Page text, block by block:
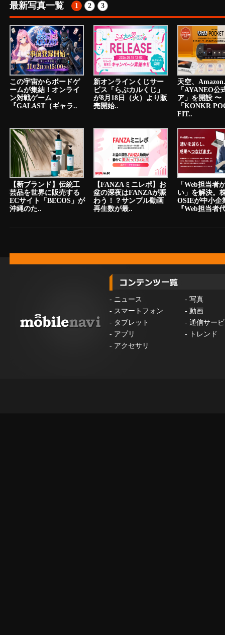
最新写真一覧 1 2 3
この宇宙からボードゲ
ームが集結！オンライ
ン対戦ゲーム
『GALAST（ギャラ..
新オンラインくじサー
ビス「らぶカルくじ」
が8月18日（火）より販
売開始..
天空、
「AYANEO公
ア」を開設 〜
「KONKR
FIT..
【新ブランド】伝統工
芸品を世界に販売する
ECサイト「BECOS」が
沖縄のた..
【FANZAミニレポ】お
盆の深夜はFANZAが賑
わう！？サンプル動画
再生数が最..
「Web担当者
い」を解決。
OSIEが中小企
『Web担当者
- ニュース - 写真
- スマートフォン - 動画
- タブレット - 通信サー
- アプリ -
トレンド
- アクセサリ